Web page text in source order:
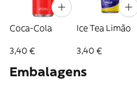
Coca-Cola
3,40 €
Ice Tea Limão
3,40 €
Embalagens